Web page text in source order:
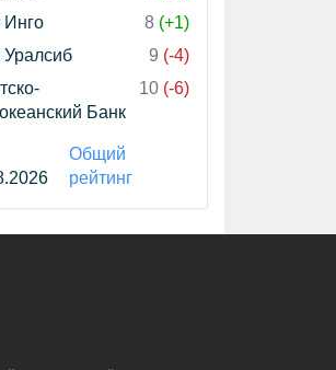
Инго
8 (+1)
Уралсиб
9 (-4)
Банк
10 (-6)
Общий
рейтинг